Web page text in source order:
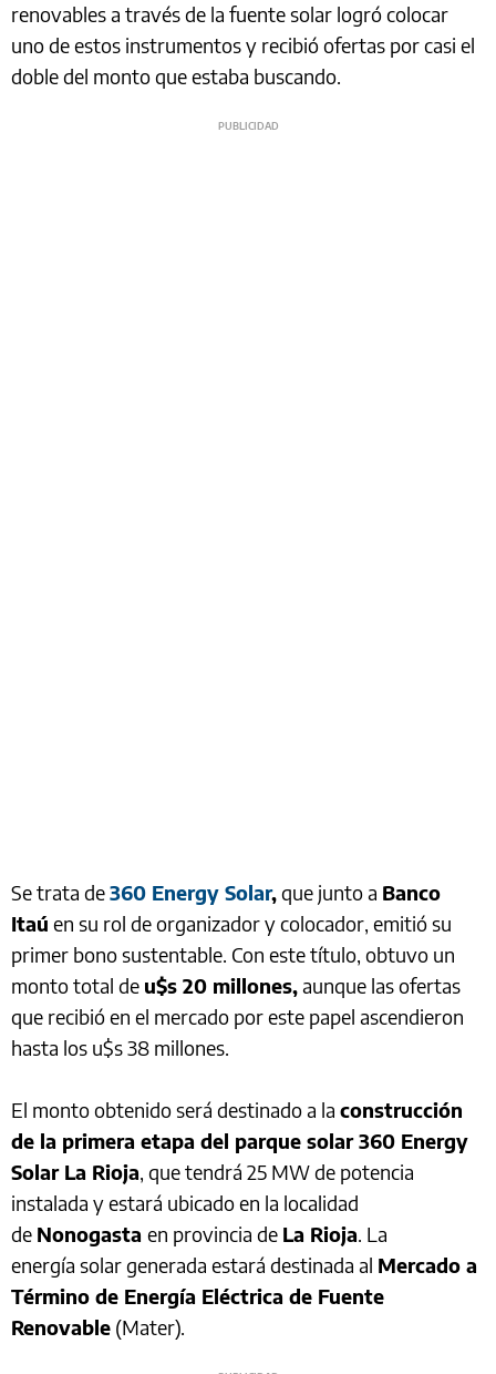
renovables a través de la fuente solar logró colocar
uno de estos instrumentos y recibió ofertas por casi el
doble del monto que estaba buscando.
Se trata de360 Energy Solar,que junto a Banco
Itaú en su rol de organizador y colocador, emitió su
primer bono sustentable. Con este título, obtuvo un
monto total de u$s 20 millones,aunque las ofertas
que recibió en el mercado por este papel ascendieron
hasta los u$s 38 millones.
El monto obtenido será destinado a la construcción
de la primera etapa del parque solar 360 Energy
Solar La Rioja, que tendrá 25 MW de potencia
instalada y estará ubicado en la localidad
de Nonogasta en provincia de La Rioja. La
energía solar generada estará destinada al Mercado a
Término de Energía Eléctrica de Fuente
Renovable (Mater).